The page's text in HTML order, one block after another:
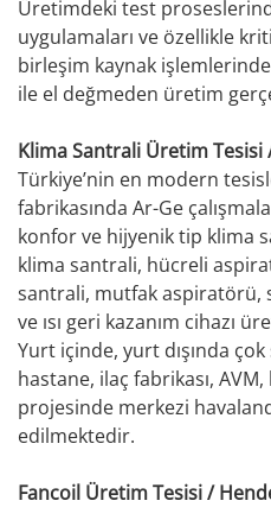
Üretimdeki test
uygulamaları ve özellikle
birleşim kaynak
ile el değmeden üretim
Klima Santrali Üretim Tesisi
Türkiye’nin en modern
fabrikasında Ar-Ge
konfor ve hijyenik tip klima
klima santrali, hücreli
santrali, mutfak aspiratörü,
ve ısı geri kazanım cihazı
Yurt içinde, yurt dışında
hastane, ilaç fabrikası,
projesinde merkezi
edilmektedir.
Fancoil Üretim Tesisi /